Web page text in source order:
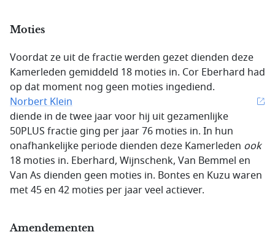
Moties
Voordat ze uit de fractie werden gezet dienden deze
Kamerleden gemiddeld 18 moties in. Cor Eberhard had
op dat moment nog geen moties ingediend.
Norbert Klein
diende in de twee jaar voor hij uit gezamenlijke
50PLUS fractie ging per jaar 76 moties in. In hun
onafhankelijke periode dienden deze Kamerleden ook
18 moties in. Eberhard, Wijnschenk, Van Bemmel en
Van As dienden geen moties in. Bontes en Kuzu waren
met 45 en 42 moties per jaar veel actiever.
Amendementen